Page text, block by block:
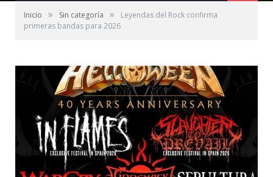
Inicio » Sin categoría »
Leyendas del Rock confirma
primeras bandas para 2026